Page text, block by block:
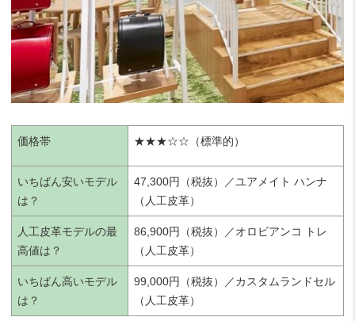
価格帯 ★★★☆☆（標準的）
いちばん安いモデル
は？
47,300円（税抜）／ユアメイト ハンナ
（人工皮革）
人工皮革モデルの最
高値は？
86,900円（税抜）／オロビアンコ トレ
（人工皮革）
いちばん高いモデル
は？
99,000円（税抜）／カスタムランドセル
（人工皮革）